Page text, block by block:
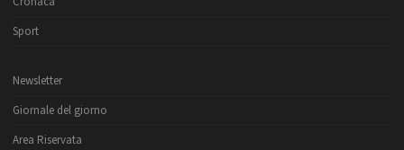
Sport
Newsletter
Giornale del giorno
Area Riservata